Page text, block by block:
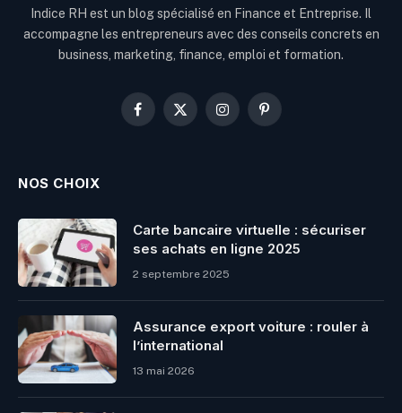
Indice RH est un blog spécialisé en Finance et Entreprise. Il
accompagne les entrepreneurs avec des conseils concrets en
business, marketing, finance, emploi et formation.
Facebook
X
InstagramPinterest
NOS CHOIX
Carte bancaire virtuelle : sécuriser
ses achats en ligne 2025
2 septembre 2025
Assurance export voiture : rouler à
l’international
13 mai 2026